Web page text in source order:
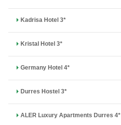
Kadrisa Hotel 3*
Kristal Hotel 3*
Germany Hotel 4*
Durres Hostel 3*
ALER Luxury Apartments Durres 4*